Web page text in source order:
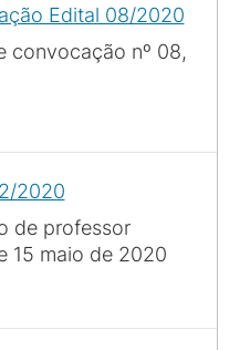
Edital 08/2020
convocação nº 08,
2020
de professor
15 maio de 2020